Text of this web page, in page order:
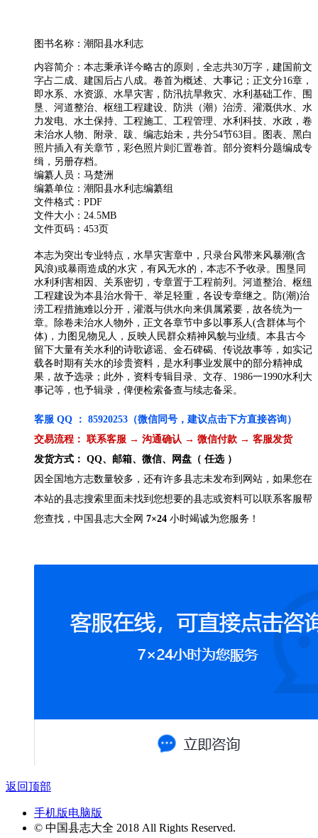
图书名称：潮阳县水利志
内容简介：本志秉承详今略古的原则，全志共30万字，建国前文
字占二成、建国后占八成。卷首为概述、大事记；正文分16章，
即水系、水资源、水旱灾害，防汛抗旱救灾、水利基础工作、围
垦、河道整治、枢纽工程建设、防洪（潮）治涝、灌溉供水、水
力发电、水土保持、工程施工、工程管理、水利科技、水政，卷
未治水人物、附录、跋、编志始未，共分54节63目。图表、黑白
照片插入有关章节，彩色照片则汇置卷首。部分资料分题编成专
缉，另册存档。
编纂人员：马楚洲
编纂单位：潮阳县水利志编纂组
文件格式：PDF
文件大小：24.5MB
文件页码：453页
本志为突出专业特点，水旱灾害章中，只录台风带来风暴潮(含
风浪)或暴雨造成的水灾，有风无水的，本志不予收录。围垦同
水利利害相因、关系密切，专章置于工程前列。河道整治、枢纽
工程建设为本县治水骨干、举足轻重，各设专章继之。防(潮)治
涝工程措施难以分开，灌溉与供水向来俱属紧要，故各统为一
章。除卷未治水人物外，正文各章节中多以事系人(含群体与个
体)，力图见物见人，反映人民群众精神风貌与业绩。本县古今
留下大量有关水利的诗歌谚谣、金石碑碣、传说故事等，如实记
载各时期有关水的珍贵资料，是水利事业发展中的部分精神成
果，故予选录；此外，资料专辑目录、文存、1986一1990水利大
事记等，也予辑录，俾便检索备查与续志备采。
客服 QQ ： 85920253（微信同号，建议点击下方直接咨询）
交易流程： 联系客服 → 沟通确认 → 微信付款 → 客服发货
发货方式： QQ、邮箱、微信、网盘（ 任选 ）
因全国地方志数量较多，还有许多县志未发布到网站，如果您在
本站的县志搜索里面未找到您想要的县志或资料可以联系客服帮
您查找，中国县志大全网 7×24 小时竭诚为您服务！
返回顶部
手机版电脑版
© 中国县志大全 2018 All Rights Reserved.